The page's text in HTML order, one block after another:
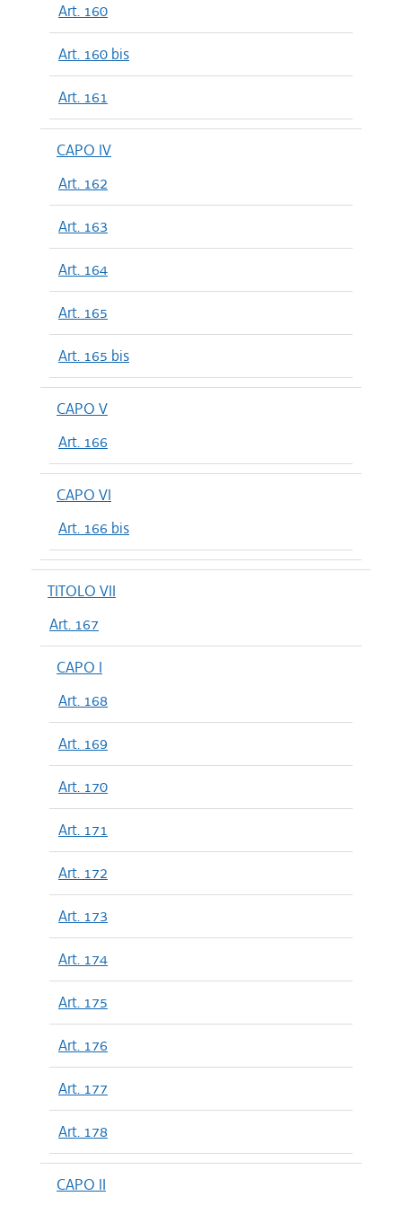
Art. 160
Art. 160 bis
Art. 161
CAPO IV
Art. 162
Art. 163
Art. 164
Art. 165
Art. 165 bis
CAPO V
Art. 166
CAPO VI
Art. 166 bis
TITOLO VII
Art. 167
CAPO I
Art. 168
Art. 169
Art. 170
Art. 171
Art. 172
Art. 173
Art. 174
Art. 175
Art. 176
Art. 177
Art. 178
CAPO II